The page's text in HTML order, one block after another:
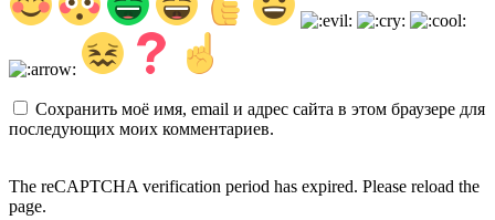
Сохранить моё имя, email и адрес сайта в этом браузере для
последующих моих комментариев.
The reCAPTCHA verification period has expired. Please reload the
page.